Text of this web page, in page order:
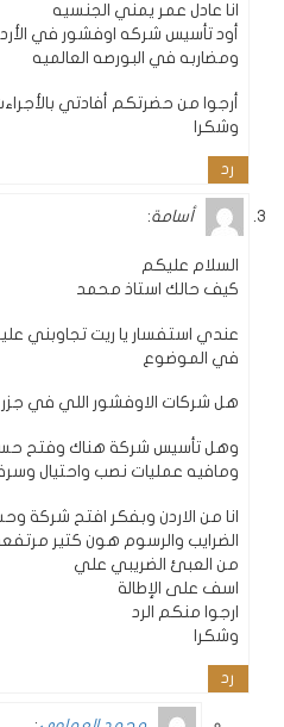
انا عادل عمر يمني الجنسيه
أود تأسيس شركه اوفشور في
ومضاربه في البورصه العالميه
أرجوا من حضرتكم أفادتي
وشكرا
رد
أسامة:
السلام عليكم
كيف حالك استاذ محمد
عندي استفسار يا ريت تجاوبني
في الموضوع
هل شركات الاوفشور اللي في جزر
وهل تأسيس شركة هناك وفتح
ومافيه عمليات نصب واحتيال
انا من الاردن وبفكر افتح شركة
الضرايب والرسوم هون كتير
من العبئ الضريبي علي
اسف على الإطالة
ارجوا منكم الرد
وشكرا
رد